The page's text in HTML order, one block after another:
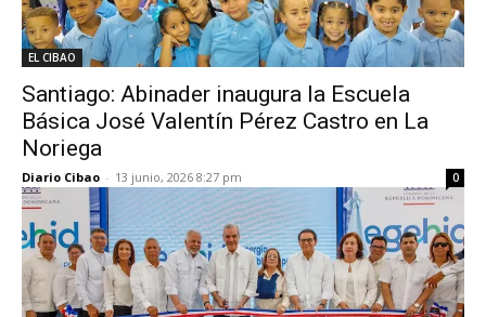
EL CIBAO
Santiago: Abinader inaugura la Escuela
Básica José Valentín Pérez Castro en La
Noriega
Diario Cibao - 13 junio, 2026 8:27 pm 0